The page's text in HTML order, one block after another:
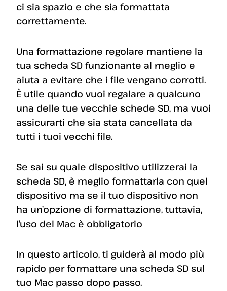
ci sia spazio e che sia formattata
correttamente.
Una formattazione regolare mantiene la
tua scheda SD funzionante al meglio e
aiuta a evitare che i file vengano corrotti.
È utile quando vuoi regalare a qualcuno
una delle tue vecchie schede SD, ma vuoi
assicurarti che sia stata cancellata da
tutti i tuoi vecchi file.
Se sai su quale dispositivo utilizzerai la
scheda SD, è meglio formattarla con quel
dispositivo ma se il tuo dispositivo non
ha un’opzione di formattazione, tuttavia,
l’uso del Mac è obbligatorio
In questo articolo, ti guiderà al modo più
rapido per formattare una scheda SD sul
tuo Mac passo dopo passo.